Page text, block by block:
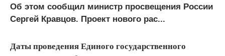
Об этом сообщил министр просвещения России
Сергей Кравцов. Проект нового рас...
Даты проведения Единого государственного